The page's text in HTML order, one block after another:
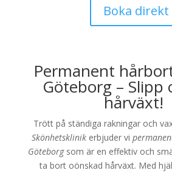
Boka direkt
Permanent
Göteborg – Slipp
hårväxt!
Trött på ständiga rakningar och
Skönhetsklinik erbjuder vi
Göteborgsom är en effektiv och
ta bort oönskad hårväxt. Med